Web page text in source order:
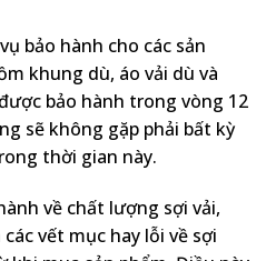
bảo hành cho các sản
khung dù, áo vải dù và
bảo hành trong vòng 12
sẽ không gặp phải bất kỳ
thời gian này.
về chất lượng sợi vải,
vết mục hay lỗi về sợi